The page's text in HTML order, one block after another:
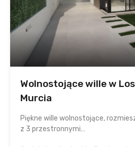
Wolnostojące wille w
Murcia
Piękne wille wolnostojące,
z 3 przestronnymi…